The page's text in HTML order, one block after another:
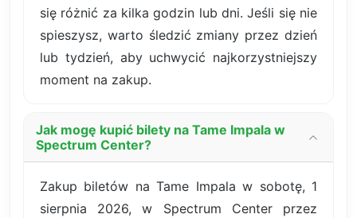
się różnić za kilka godzin lub dni. Jeśli się nie
spieszysz, warto śledzić zmiany przez dzień
lub tydzień, aby uchwycić najkorzystniejszy
moment na zakup.
Jak mogę kupić bilety na Tame Impala w
Spectrum Center?
Zakup biletów na Tame Impala w sobotę, 1
sierpnia 2026, w Spectrum Center przez